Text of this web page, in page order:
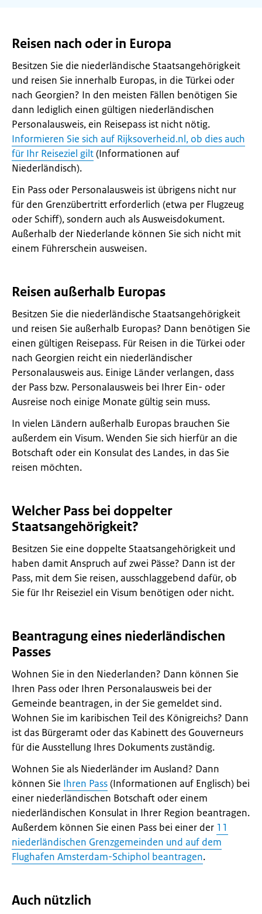
Reisen nach oder in Europa
Besitzen Sie die niederländische Staatsangehörigkeit
und reisen Sie innerhalb Europas, in die Türkei oder
nach Georgien? In den meisten Fällen benötigen Sie
dann lediglich einen gültigen niederländischen
Personalausweis, ein Reisepass ist nicht nötig.
Informieren Sie sich auf Rijksoverheid.nl, ob dies auch
für Ihr Reiseziel gilt(Informationen auf
Niederländisch).
Ein Pass oder Personalausweis ist übrigens nicht nur
für den Grenzübertritt erforderlich (etwa per Flugzeug
oder Schiff), sondern auch als Ausweisdokument.
Außerhalb der Niederlande können Sie sich nicht mit
einem Führerschein ausweisen.
Reisen außerhalb Europas
Besitzen Sie die niederländische Staatsangehörigkeit
und reisen Sie außerhalb Europas? Dann benötigen Sie
einen gültigen Reisepass. Für Reisen in die Türkei oder
nach Georgien reicht ein niederländischer
Personalausweis aus. Einige Länder verlangen, dass
der Pass bzw. Personalausweis bei Ihrer Ein- oder
Ausreise noch einige Monate gültig sein muss.
In vielen Ländern außerhalb Europas brauchen Sie
außerdem ein Visum. Wenden Sie sich hierfür an die
Botschaft oder ein Konsulat des Landes, in das Sie
reisen möchten.
Welcher Pass bei doppelter
Staatsangehörigkeit?
Besitzen Sie eine doppelte Staatsangehörigkeit und
haben damit Anspruch auf zwei Pässe? Dann ist der
Pass, mit dem Sie reisen, ausschlaggebend dafür, ob
Sie für Ihr Reiseziel ein Visum benötigen oder nicht.
Beantragung eines niederländischen
Passes
Wohnen Sie in den Niederlanden? Dann können Sie
Ihren Pass oder Ihren Personalausweis bei der
Gemeinde beantragen, in der Sie gemeldet sind.
Wohnen Sie im karibischen Teil des Königreichs? Dann
ist das Bürgeramt oder das Kabinett des Gouverneurs
für die Ausstellung Ihres Dokuments zuständig.
Wohnen Sie als Niederländer im Ausland? Dann
können Sie Ihren Pass(Informationen auf Englisch) bei
einer niederländischen Botschaft oder einem
niederländischen Konsulat in Ihrer Region beantragen.
Außerdem können Sie einen Pass bei einer der 11
niederländischen Grenzgemeinden und auf dem
Flughafen Amsterdam-Schiphol beantragen.
Auch nützlich